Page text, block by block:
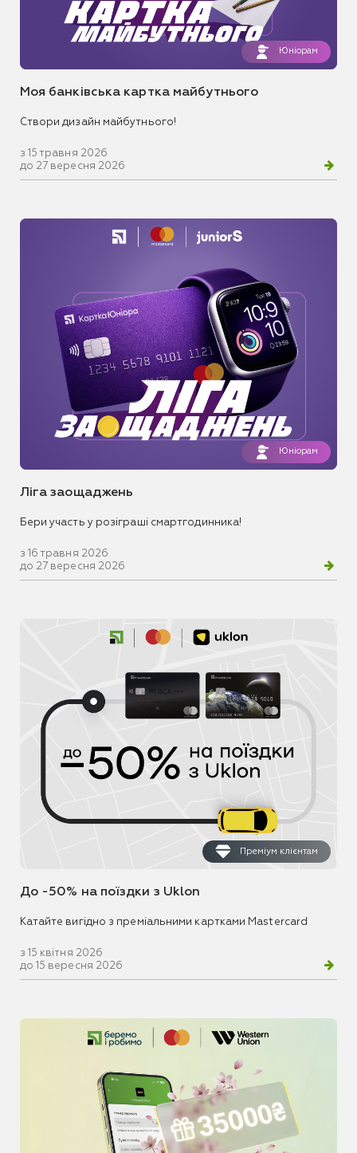
Юніорам
Моя банківська картка майбутнього
Створи дизайн майбутнього!
з 15 травня 2026
до 27 вересня 2026
Юніорам
Ліга заощаджень
Бери участь у розіграші смартгодинника!
з 16 травня 2026
до 27 вересня 2026
Преміум клієнтам
До -50% на поїздки з Uklon
Катайте вигідно з преміальними картками Mastercard
з 15 квітня 2026
до 15 вересня 2026